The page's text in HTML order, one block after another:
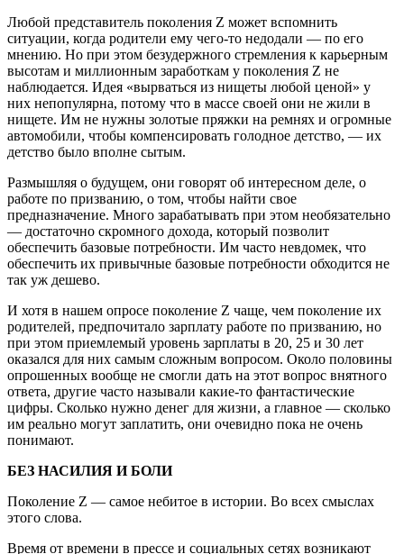
Любой представитель поколения Z может вспомнить
ситуации, когда родители ему чего-то недодали — по его
мнению. Но при этом безудержного стремления к карьерным
высотам и миллионным заработкам у поколения Z не
наблюдается. Идея «вырваться из нищеты любой ценой» у
них непопулярна, потому что в массе своей они не жили в
нищете. Им не нужны золотые пряжки на ремнях и огромные
автомобили, чтобы компенсировать голодное детство, — их
детство было вполне сытым.
Размышляя о будущем, они говорят об интересном деле, о
работе по призванию, о том, чтобы найти свое
предназначение. Много зарабатывать при этом необязательно
— достаточно скромного дохода, который позволит
обеспечить базовые потребности. Им часто невдомек, что
обеспечить их привычные базовые потребности обходится не
так уж дешево.
И хотя в нашем опросе поколение Z чаще, чем поколение их
родителей, предпочитало зарплату работе по призванию, но
при этом приемлемый уровень зарплаты в 20, 25 и 30 лет
оказался для них самым сложным вопросом. Около половины
опрошенных вообще не смогли дать на этот вопрос внятного
ответа, другие часто называли какие-то фантастические
цифры. Сколько нужно денег для жизни, а главное — сколько
им реально могут заплатить, они очевидно пока не очень
понимают.
БЕЗ НАСИЛИЯ И БОЛИ
Поколение Z — самое небитое в истории. Во всех смыслах
этого слова.
Время от времени в прессе и социальных сетях возникают